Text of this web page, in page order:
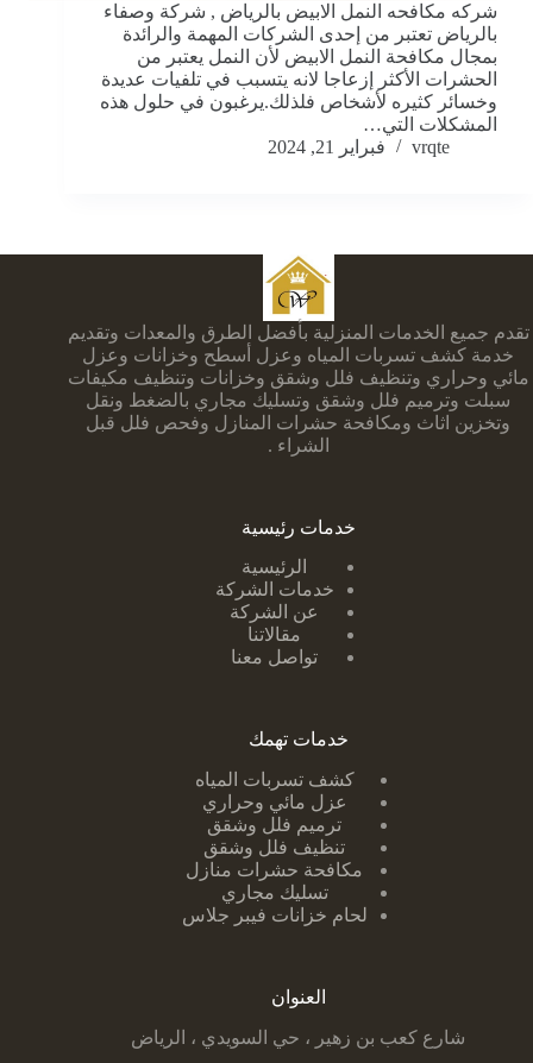
شركه مكافحه النمل الابيض بالرياض , شركة وصفاء
بالرياض تعتبر من إحدى الشركات المهمة والرائدة
بمجال مكافحة النمل الابيض لأن النمل يعتبر من
الحشرات الأكثر إزعاجا لانه يتسبب في تلفيات عديدة
وخسائر كثيره لأشخاص فلذلك.يرغبون في حلول هذه
المشكلات التي…
vrqte
فبراير 21, 2024
تقدم جميع الخدمات المنزلية بأفضل الطرق والمعدات وتقديم
خدمة كشف تسربات المياه وعزل أسطح وخزانات وعزل
مائي وحراري وتنظيف فلل وشقق وخزانات وتنظيف مكيفات
سبلت وترميم فلل وشقق وتسليك مجاري بالضغط ونقل
وتخزين اثاث ومكافحة حشرات المنازل وفحص فلل قبل
الشراء .
خدمات رئيسية
الرئيسية
خدمات الشركة
عن الشركة
مقالاتنا
تواصل معنا
خدمات تهمك
كشف تسربات ا لمياه
عزل مائي وحراري
ترميم فلل وشقق
تنظيف فلل وشقق
مكافحة حشرات منازل
تسليك مجاري
لحام خزانات فيبر جلاس
العنوان
شارع كعب بن زهير ، حي السويدي ، الرياض